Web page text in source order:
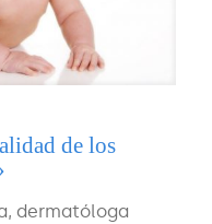
de los
dermatóloga